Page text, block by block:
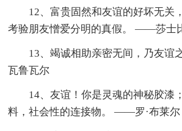
12、富贵固然和友谊的好坏无关
考验朋友憎爱分明的真假。 ——莎士
13、竭诚相助亲密无间，乃友
瓦鲁瓦尔
14、友谊！你是灵魂的神秘胶漆
料，社会性的连接物。 ——罗·布莱尔